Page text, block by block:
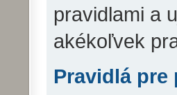
pravidlami a
akékoľvek
Pravidlá pre